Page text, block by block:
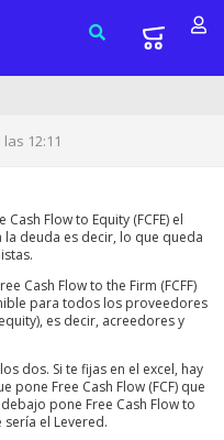
12:11
Cash Flow to Equity (FCFE) el
deuda es decir, lo que queda
Cash Flow to the Firm (FCFF)
para todos los proveedores
es decir, acreedores y
dos. Si te fijas en el excel, hay
pone Free Cash Flow (FCF) que
pone Free Cash Flow to
sería el Levered.